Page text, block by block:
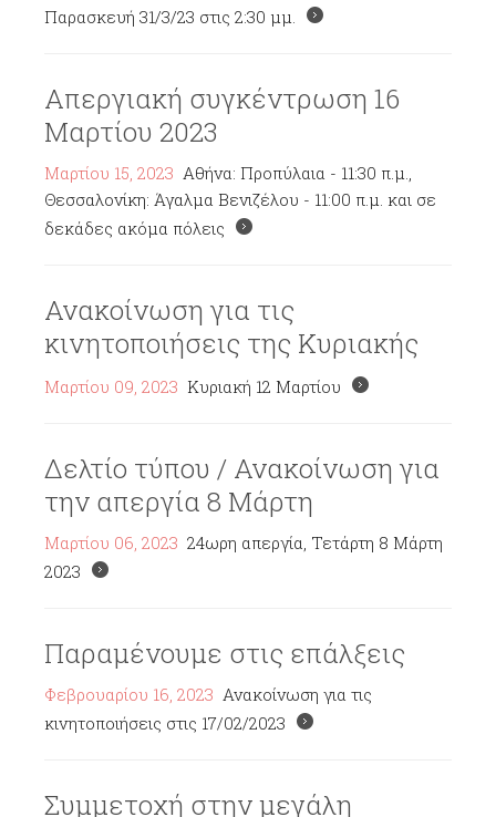
Παρασκευή 31/3/23 στις 2:30 μμ.
Απεργιακή συγκέντρωση 16
Μαρτίου 2023
Μαρτίου 15, 2023 Αθήνα: Προπύλαια - 11:30 π.μ.,
Θεσσαλονίκη: Άγαλμα Βενιζέλου - 11:00 π.μ. και σε
δεκάδες ακόμα πόλεις
Ανακοίνωση για τις
κινητοποιήσεις της Κυριακής
Μαρτίου 09, 2023 Κυριακή 12 Μαρτίου
Δελτίο τύπου / Ανακοίνωση για
την απεργία 8 Μάρτη
Μαρτίου 06, 2023 24ωρη απεργία, Τετάρτη 8 Μάρτη
2023
Παραμένουμε στις επάλξεις
Φεβρουαρίου 16, 2023 Ανακοίνωση για τις
κινητοποιήσεις στις 17/02/2023
Συμμετοχή στην μεγάλη